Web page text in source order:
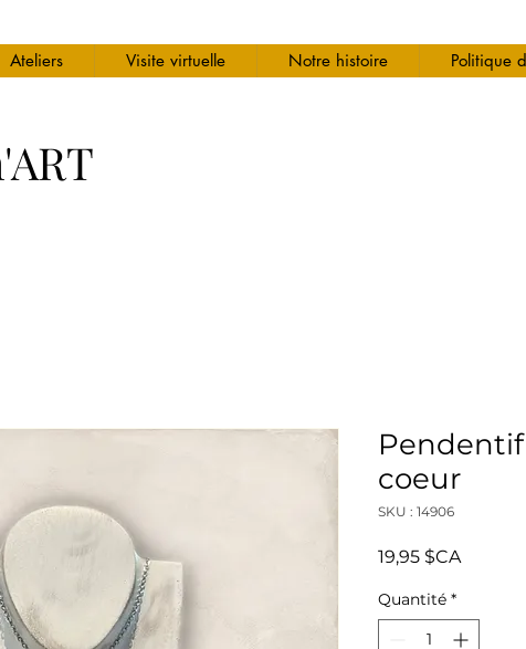
Ateliers Visite virtuelle Notre histoire Politique
coeur
SKU : 14906
19,95 $CAPrix
Quantité *